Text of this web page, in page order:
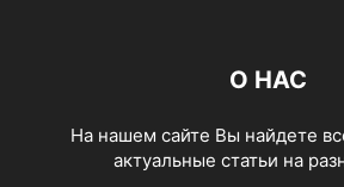
О НАС
На нашем сайте Вы найдете
актуальные статьи на